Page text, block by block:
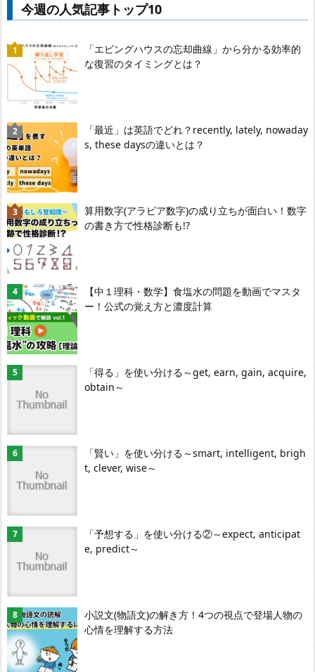
今週の人気記事トップ10
「エビングハウスの忘却曲線」から分かる効率的
な復習のタイミングとは？
「最近」は英語でどれ？recently, lately, nowaday
s, these daysの違いとは？
算用数字(アラビア数字)の成り立ちが面白い！数字
の書き方で性格診断も!?
【中１理科・数学】食塩水の問題を動画でマスタ
ー！公式の覚え方と濃度計算
「得る」を使い分ける～get, earn, gain, acquire,
obtain～
「賢い」を使い分ける～smart, intelligent, brigh
t, clever, wise～
「予想する」を使い分ける②～expect, anticipat
e, predict～
小説文(物語文)の解き方！4つの視点で登場人物の
心情を理解する方法